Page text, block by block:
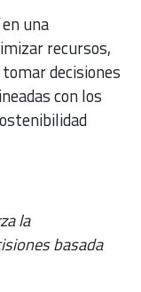
una
recursos,
decisiones
con los
la
basada